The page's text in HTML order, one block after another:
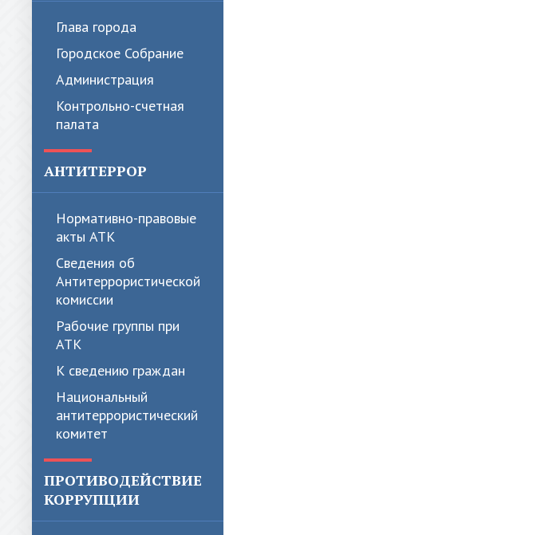
Глава города
Городское Собрание
Администрация
Контрольно-счетная
палата
АНТИТЕРРОР
Нормативно-правовые
акты АТК
Сведения об
Антитеррористической
комиссии
Рабочие группы при
АТК
К сведению граждан
Национальный
антитеррористический
комитет
ПРОТИВОДЕЙСТВИЕ
КОРРУПЦИИ